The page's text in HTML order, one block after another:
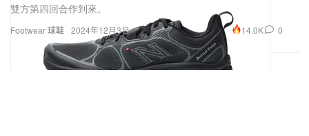
Footwear 球鞋
雙方第四回合作到來。
2024年12月3日 14.0K 0